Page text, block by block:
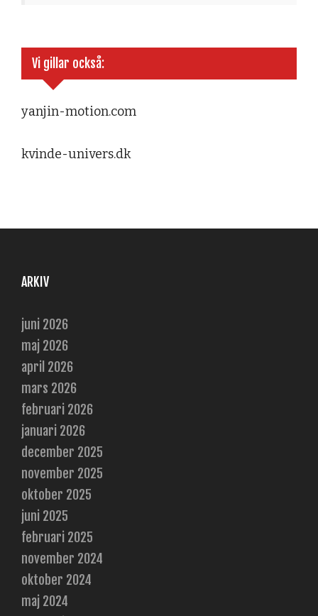
Vi gillar också:
yanjin-motion.com
kvinde-univers.dk
ARKIV
juni 2026
maj 2026
april 2026
mars 2026
februari 2026
januari 2026
december 2025
november 2025
oktober 2025
juni 2025
februari 2025
november 2024
oktober 2024
maj 2024